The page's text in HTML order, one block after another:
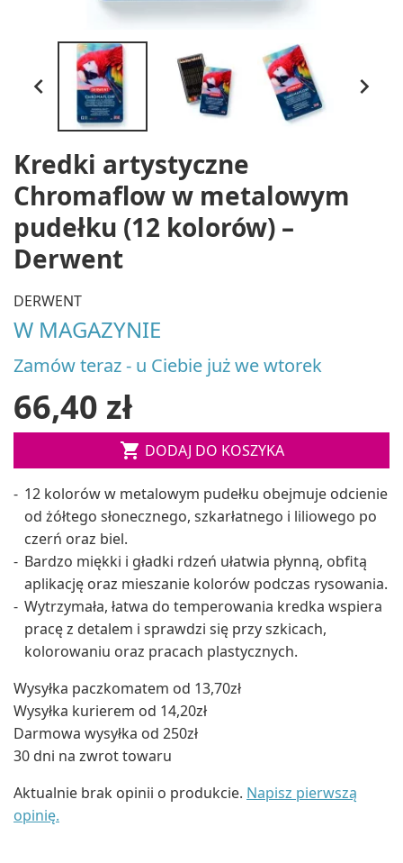
 
Kredki artystyczne
Chromaflow w metalowym
pudełku (12 kolorów) –
Derwent
DERWENT
W MAGAZYNIE
Zamów teraz - u Ciebie już we wtorek
66,40 zł
 DODAJ DO KOSZYKA
12 kolorów w metalowym pudełku obejmuje odcienie
od żółtego słonecznego, szkarłatnego i liliowego po
czerń oraz biel.
Bardzo miękki i gładki rdzeń ułatwia płynną, obfitą
aplikację oraz mieszanie kolorów podczas rysowania.
Wytrzymała, łatwa do temperowania kredka wspiera
pracę z detalem i sprawdzi się przy szkicach,
kolorowaniu oraz pracach plastycznych.
Wysyłka paczkomatem od 13,70zł
Wysyłka kurierem od 14,20zł
Darmowa wysyłka od 250zł
30 dni na zwrot towaru
Aktualnie brak opinii o produkcie. Napisz pierwszą
opinię.